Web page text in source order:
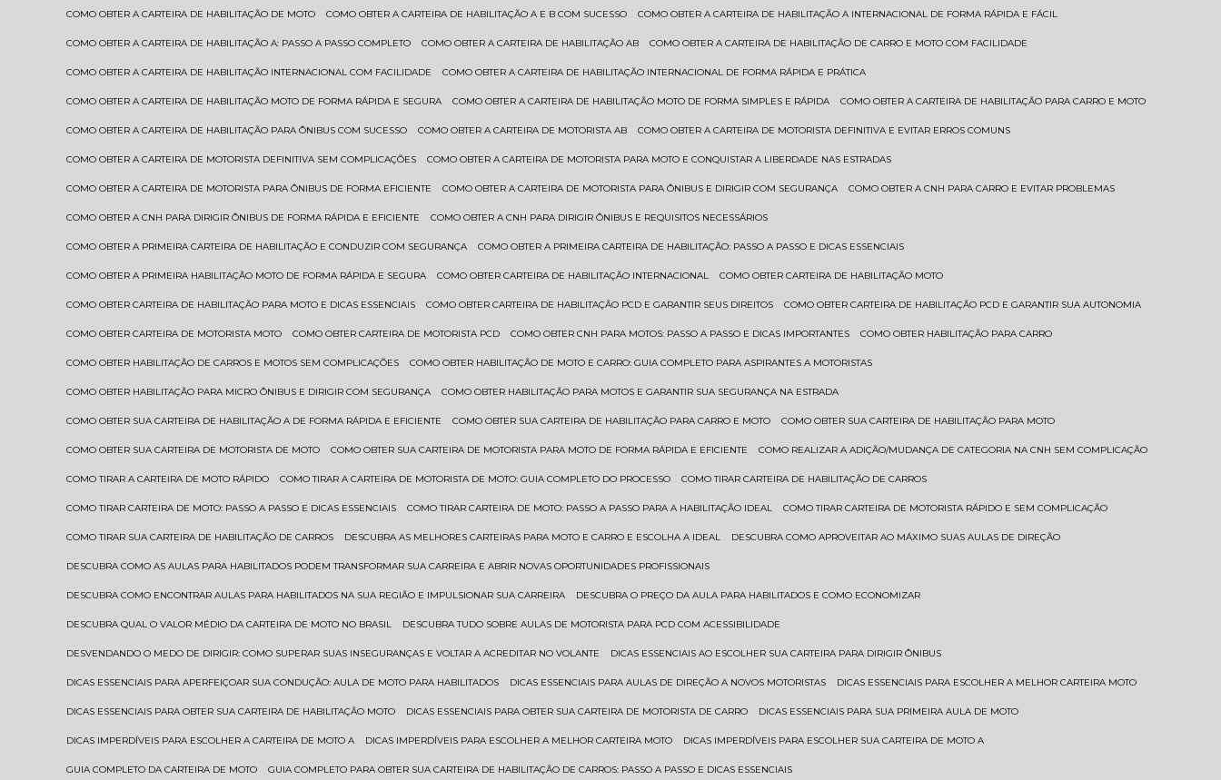
COMO OBTER A CARTEIRA DE HABILITAÇÃO DE MOTO COMO OBTER A CARTEIRA DE HABILITAÇÃO A E B COM SUCESSO COMO OBTER A CARTEIRA DE HABILITAÇÃO A INTERNACIONAL DE FORMA RÁPIDA E FÁCIL
COMO OBTER A CARTEIRA DE HABILITAÇÃO A: PASSO A PASSO COMPLETO COMO OBTER A CARTEIRA DE HABILITAÇÃO AB COMO OBTER A CARTEIRA DE HABILITAÇÃO DE CARRO E MOTO COM FACILIDADE
COMO OBTER A CARTEIRA DE HABILITAÇÃO INTERNACIONAL COM FACILIDADE COMO OBTER A CARTEIRA DE HABILITAÇÃO INTERNACIONAL DE FORMA RÁPIDA E PRÁTICA
COMO OBTER A CARTEIRA DE HABILITAÇÃO MOTO DE FORMA RÁPIDA E SEGURA COMO OBTER A CARTEIRA DE HABILITAÇÃO MOTO DE FORMA SIMPLES E RÁPIDA COMO OBTER A CARTEIRA DE HABILITAÇÃO PARA CARRO E MOTO
COMO OBTER A CARTEIRA DE HABILITAÇÃO PARA ÔNIBUS COM SUCESSO COMO OBTER A CARTEIRA DE MOTORISTA AB COMO OBTER A CARTEIRA DE MOTORISTA DEFINITIVA E EVITAR ERROS COMUNS
COMO OBTER A CARTEIRA DE MOTORISTA DEFINITIVA SEM COMPLICAÇÕES COMO OBTER A CARTEIRA DE MOTORISTA PARA MOTO E CONQUISTAR A LIBERDADE NAS ESTRADAS
COMO OBTER A CARTEIRA DE MOTORISTA PARA ÔNIBUS DE FORMA EFICIENTE COMO OBTER A CARTEIRA DE MOTORISTA PARA ÔNIBUS E DIRIGIR COM SEGURANÇA COMO OBTER A CNH PARA CARRO E EVITAR PROBLEMAS
COMO OBTER A CNH PARA DIRIGIR ÔNIBUS DE FORMA RÁPIDA E EFICIENTE COMO OBTER A CNH PARA DIRIGIR ÔNIBUS E REQUISITOS NECESSÁRIOS
COMO OBTER A PRIMEIRA CARTEIRA DE HABILITAÇÃO E CONDUZIR COM SEGURANÇA COMO OBTER A PRIMEIRA CARTEIRA DE HABILITAÇÃO: PASSO A PASSO E DICAS ESSENCIAIS
COMO OBTER A PRIMEIRA HABILITAÇÃO MOTO DE FORMA RÁPIDA E SEGURA COMO OBTER CARTEIRA DE HABILITAÇÃO INTERNACIONAL COMO OBTER CARTEIRA DE HABILITAÇÃO MOTO
COMO OBTER CARTEIRA DE HABILITAÇÃO PARA MOTO E DICAS ESSENCIAIS COMO OBTER CARTEIRA DE HABILITAÇÃO PCD E GARANTIR SEUS DIREITOS COMO OBTER CARTEIRA DE HABILITAÇÃO PCD E GARANTIR SUA AUTONOMIA
COMO OBTER CARTEIRA DE MOTORISTA MOTO COMO OBTER CARTEIRA DE MOTORISTA PCD COMO OBTER CNH PARA MOTOS: PASSO A PASSO E DICAS IMPORTANTES COMO OBTER HABILITAÇÃO PARA CARRO
COMO OBTER HABILITAÇÃO DE CARROS E MOTOS SEM COMPLICAÇÕES COMO OBTER HABILITAÇÃO DE MOTO E CARRO: GUIA COMPLETO PARA ASPIRANTES A MOTORISTAS
COMO OBTER HABILITAÇÃO PARA MICRO ÔNIBUS E DIRIGIR COM SEGURANÇA COMO OBTER HABILITAÇÃO PARA MOTOS E GARANTIR SUA SEGURANÇA NA ESTRADA
COMO OBTER SUA CARTEIRA DE HABILITAÇÃO A DE FORMA RÁPIDA E EFICIENTE COMO OBTER SUA CARTEIRA DE HABILITAÇÃO PARA CARRO E MOTO COMO OBTER SUA CARTEIRA DE HABILITAÇÃO PARA MOTO
COMO OBTER SUA CARTEIRA DE MOTORISTA DE MOTO COMO OBTER SUA CARTEIRA DE MOTORISTA PARA MOTO DE FORMA RÁPIDA E EFICIENTE COMO REALIZAR A ADIÇÃO/MUDANÇA DE CATEGORIA NA CNH SEM COMPLICAÇÃO
COMO TIRAR A CARTEIRA DE MOTO RÁPIDO COMO TIRAR A CARTEIRA DE MOTORISTA DE MOTO: GUIA COMPLETO DO PROCESSO COMO TIRAR CARTEIRA DE HABILITAÇÃO DE CARROS
COMO TIRAR CARTEIRA DE MOTO: PASSO A PASSO E DICAS ESSENCIAIS COMO TIRAR CARTEIRA DE MOTO: PASSO A PASSO PARA A HABILITAÇÃO IDEAL COMO TIRAR CARTEIRA DE MOTORISTA RÁPIDO E SEM COMPLICAÇÃO
COMO TIRAR SUA CARTEIRA DE HABILITAÇÃO DE CARROS DESCUBRA AS MELHORES CARTEIRAS PARA MOTO E CARRO E ESCOLHA A IDEAL DESCUBRA COMO APROVEITAR AO MÁXIMO SUAS AULAS DE DIREÇÃO
DESCUBRA COMO AS AULAS PARA HABILITADOS PODEM TRANSFORMAR SUA CARREIRA E ABRIR NOVAS OPORTUNIDADES PROFISSIONAIS
DESCUBRA COMO ENCONTRAR AULAS PARA HABILITADOS NA SUA REGIÃO E IMPULSIONAR SUA CARREIRA DESCUBRA O PREÇO DA AULA PARA HABILITADOS E COMO ECONOMIZAR
DESCUBRA QUAL O VALOR MÉDIO DA CARTEIRA DE MOTO NO BRASIL DESCUBRA TUDO SOBRE AULAS DE MOTORISTA PARA PCD COM ACESSIBILIDADE
DESVENDANDO O MEDO DE DIRIGIR: COMO SUPERAR SUAS INSEGURANÇAS E VOLTAR A ACREDITAR NO VOLANTE DICAS ESSENCIAIS AO ESCOLHER SUA CARTEIRA PARA DIRIGIR ÔNIBUS
DICAS ESSENCIAIS PARA APERFEIÇOAR SUA CONDUÇÃO: AULA DE MOTO PARA HABILITADOS DICAS ESSENCIAIS PARA AULAS DE DIREÇÃO A NOVOS MOTORISTAS DICAS ESSENCIAIS PARA ESCOLHER A MELHOR CARTEIRA MOTO
DICAS ESSENCIAIS PARA OBTER SUA CARTEIRA DE HABILITAÇÃO MOTO DICAS ESSENCIAIS PARA OBTER SUA CARTEIRA DE MOTORISTA DE CARRO DICAS ESSENCIAIS PARA SUA PRIMEIRA AULA DE MOTO
DICAS IMPERDÍVEIS PARA ESCOLHER A CARTEIRA DE MOTO A DICAS IMPERDÍVEIS PARA ESCOLHER A MELHOR CARTEIRA MOTO DICAS IMPERDÍVEIS PARA ESCOLHER SUA CARTEIRA DE MOTO A
GUIA COMPLETO DA CARTEIRA DE MOTO GUIA COMPLETO PARA OBTER SUA CARTEIRA DE HABILITAÇÃO DE CARROS: PASSO A PASSO E DICAS ESSENCIAIS